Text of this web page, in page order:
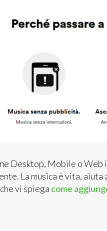
Desktop, Mobile o Web
La musica è vita,
vi spiega come